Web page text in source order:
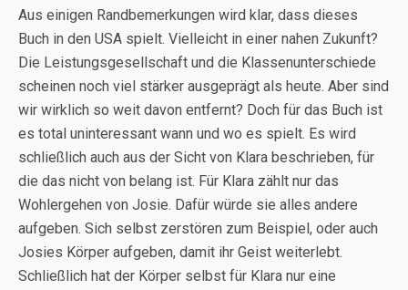
Aus einigen Randbemerkungen wird klar, dass dieses
Buch in den USA spielt. Vielleicht in einer nahen Zukunft?
Die Leistungsgesellschaft und die Klassenunterschiede
scheinen noch viel stärker ausgeprägt als heute. Aber sind
wir wirklich so weit davon entfernt? Doch für das Buch ist
es total uninteressant wann und wo es spielt. Es wird
schließlich auch aus der Sicht von Klara beschrieben, für
die das nicht von belang ist. Für Klara zählt nur das
Wohlergehen von Josie. Dafür würde sie alles andere
aufgeben. Sich selbst zerstören zum Beispiel, oder auch
Josies Körper aufgeben, damit ihr Geist weiterlebt.
Schließlich hat der Körper selbst für Klara nur eine